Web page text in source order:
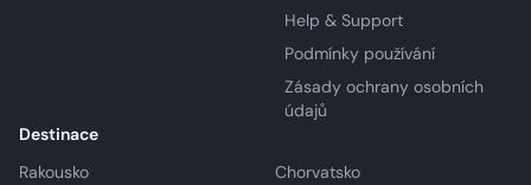
Help & Support
Podmínky používání
Zásady ochrany osobních
údajů
Destinace
Rakousko
Chorvatsko